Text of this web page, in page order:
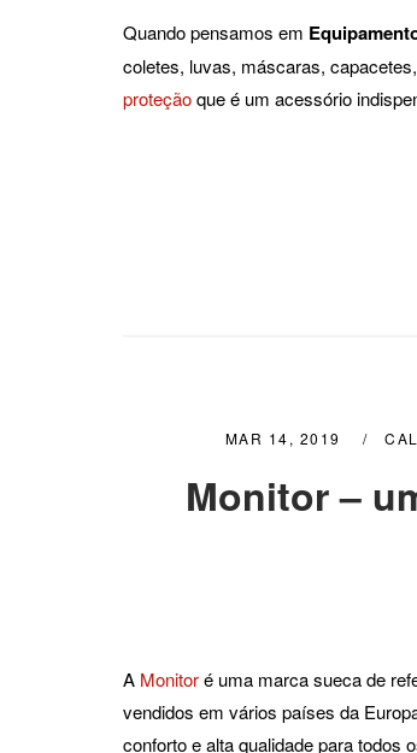
Quando pensamos em
coletes, luvas, máscaras,
proteçãoque é um acessório
MAR 14, 2019
Monitor –
A Monitoré uma marca sueca de
vendidos em vários países da
conforto e alta qualidade para todos